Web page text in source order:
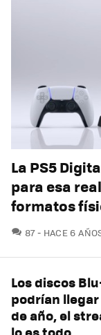
La PS5
para esa
formatos
87COMENTARIOS
HACE 6
Los discos
podrían
de año, el